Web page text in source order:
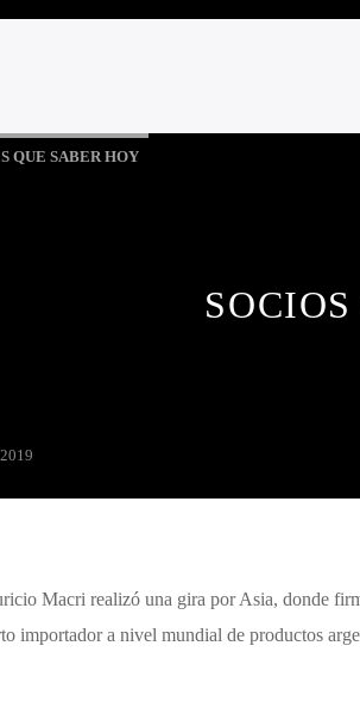
QUE SABER HOY
Macri realizó una gira por Asia, donde
importador a nivel mundial de productos